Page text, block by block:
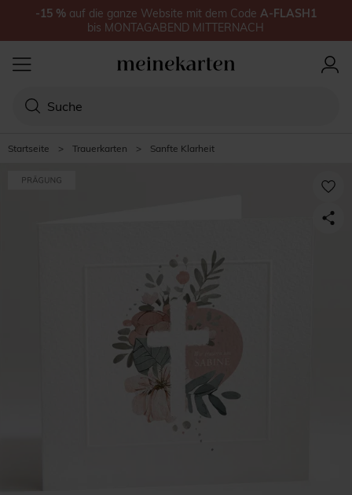
Startseite > Trauerkarten > Sanfte Klarheit
-15 % auf die ganze Website mit dem Code A-FLASH1
bis MONTAGABEND MITTERNACH